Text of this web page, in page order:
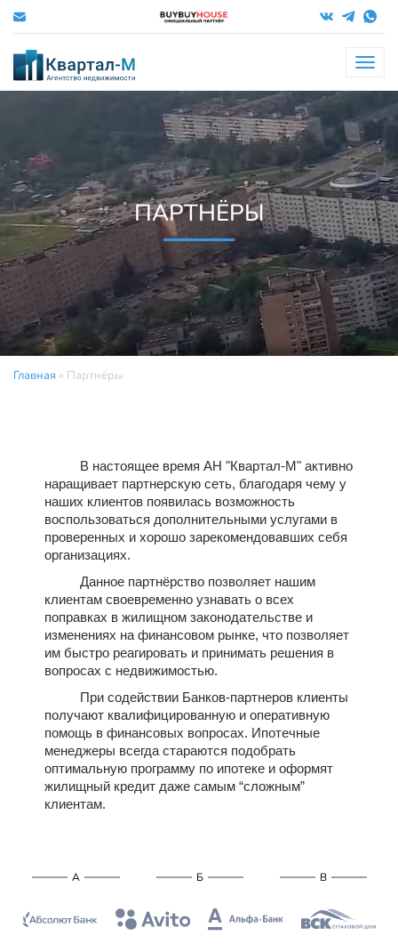
Меню
ПАРТНЁРЫ
Главная » Партнёры
В настоящее время АН "Квартал-М" активно
наращивает партнерскую сеть, благодаря чему у
наших клиентов появилась возможность
воспользоваться дополнительными услугами в
проверенных и хорошо зарекомендовавших себя
организациях.
Данное партнёрство позволяет нашим
клиентам своевременно узнавать о всех
поправках в жилищном законодательстве и
изменениях на финансовом рынке, что позволяет
им быстро реагировать и принимать решения в
вопросах с недвижимостью.
При содействии Банков-партнеров клиенты
получают квалифицированную и оперативную
помощь в финансовых вопросах. Ипотечные
менеджеры всегда стараются подобрать
оптимальную программу по ипотеке и оформят
жилищный кредит даже самым “сложным”
клиентам.
А Б В